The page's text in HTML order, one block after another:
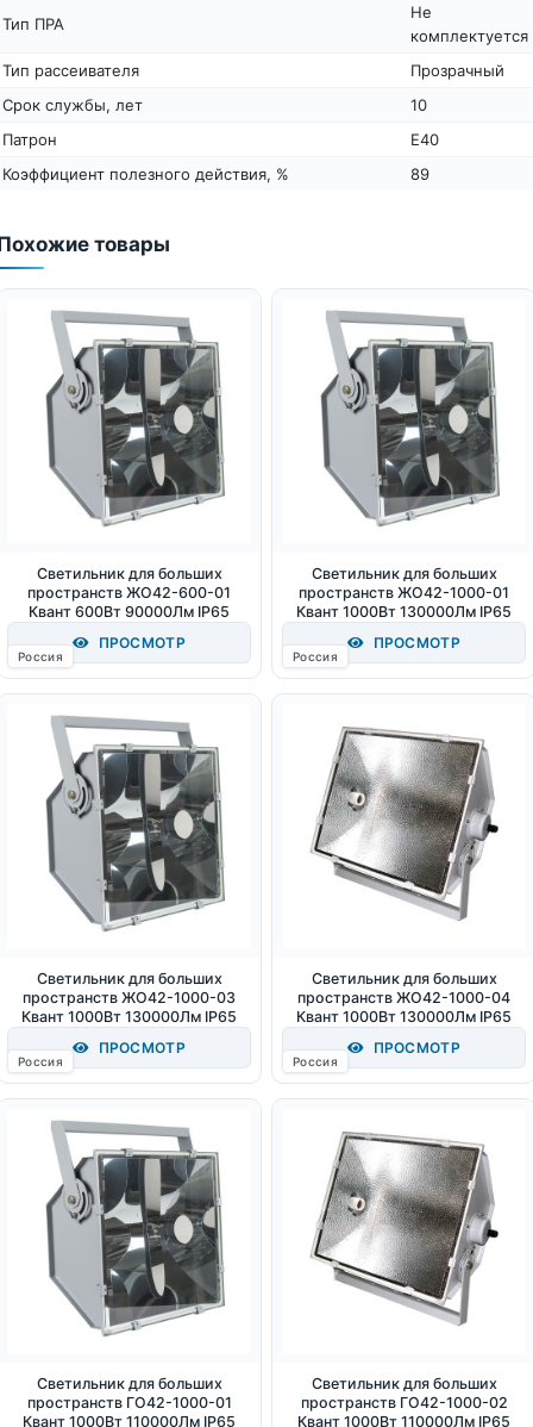
Тип ПРА
Не
комплектуется
Тип рассеивателя
Прозрачный
Срок службы, лет
10
Патрон
Е40
Коэффициент полезного действия, %
89
товары
Светильник для больших
пространств ЖО42-600-01
Квант 600Вт 90000Лм IP65
ПРОСМОТР
Россия
Светильник для больших
пространств ЖО42-1000-01
Квант 1000Вт 130000Лм IP65
ПРОСМОТР
Россия
Светильник для больших
пространств ЖО42-1000-03
Квант 1000Вт 130000Лм IP65
ПРОСМОТР
Россия
Светильник для больших
пространств ЖО42-1000-04
Квант 1000Вт 130000Лм IP65
ПРОСМОТР
Россия
Светильник для больших
пространств ГО42-1000-01
Квант 1000Вт 110000Лм IP65
Светильник для больших
пространств ГО42-1000-02
Квант 1000Вт 110000Лм IP65